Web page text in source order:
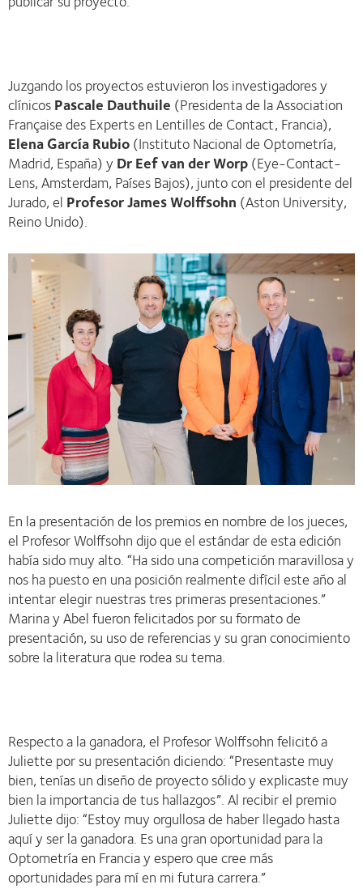
Juzgando los proyectos estuvieron los investigadores y
clínicosPascale Dauthuile (Presidenta de la Association
Française des Experts en Lentilles de Contact, Francia),
Elena García Rubio(Instituto Nacional de Optometría,
Madrid, España) y Dr Eef van der Worp(Eye-Contact-
Lens, Amsterdam, Países Bajos), junto con el presidente del
Jurado, el Profesor James Wolffsohn (Aston University,
Reino Unido).
En la presentación de los premios en nombre de los jueces,
el Profesor Wolffsohn dijo que el estándar de esta edición
había sido muy alto. “Ha sido una competición maravillosa y
nos ha puesto en una posición realmente difícil este año al
intentar elegir nuestras tres primeras presentaciones.”
Marina y Abel fueron felicitados por su formato de
presentación, su uso de referencias y su gran conocimiento
sobre la literatura que rodea su tema.
Respecto a la ganadora, el Profesor Wolffsohn felicitó a
Juliette por su presentación diciendo: “Presentaste muy
bien, tenías un diseño de proyecto sólido y explicaste muy
bien la importancia de tus hallazgos”. Al recibir el premio
Juliette dijo: “Estoy muy orgullosa de haber llegado hasta
aquí y ser la ganadora. Es una gran oportunidad para la
Optometría en Francia y espero que cree más
oportunidades para mí en mi futura carrera.”